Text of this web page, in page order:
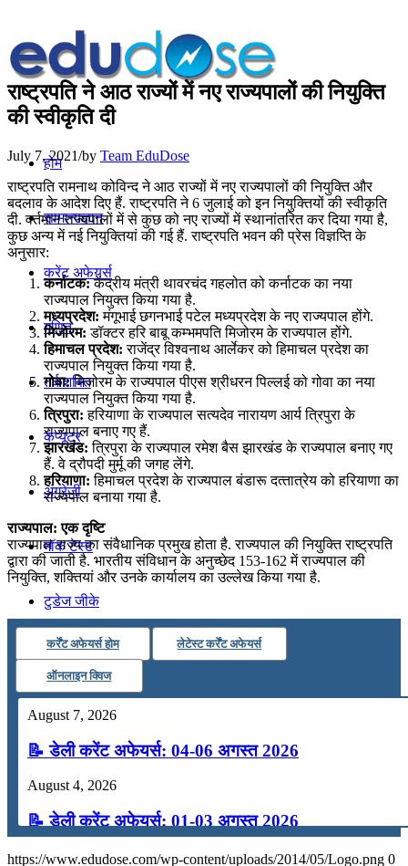
होम
सामान्यज्ञान
करेंट अफेयर्स
गणित
तर्कशक्ति
कंप्यूटर
अंग्रेजी
मॉक टेस्ट
टुडेज जीके
Menu Menu
राष्ट्रपति ने आठ राज्‍यों में नए राज्यपालों की नियुक्‍ति
की स्‍वीकृति दी
July 7, 2021/by Team EduDose
राष्ट्रपति रामनाथ कोविन्द ने आठ राज्यों में नए राज्यपालों की नियुक्ति और
बदलाव के आदेश दिए हैं. राष्‍ट्रपति ने 6 जुलाई को इन नियुक्तियों की स्‍वीकृति
दी. वर्तमान राज्यपालों में से कुछ को नए राज्यों में स्थानांतरित कर दिया गया है,
कुछ अन्य में नई नियुक्तियां की गई हैं. राष्‍ट्रपति भवन की प्रेस विज्ञप्ति के
अनुसार:
कर्नाटक:केंद्रीय मंत्री थावरचंद गहलोत को कर्नाटक का नया
राज्‍यपाल नियुक्‍त किया गया है.
मध्‍यप्रदेश: मंगूभाई छगनभाई पटेल मध्‍यप्रदेश के नए राज्‍यपाल होंगे.
मिजोरम: डॉक्‍टर हरि बाबू कम्‍भमपति मिजोरम के राज्‍यपाल होंगे.
हिमाचल प्रदेश: राजेंद्र विश्‍वनाथ आर्लेकर को हिमाचल प्रदेश का
राज्‍यपाल नियुक्‍त किया गया है.
गोवा:मिजोरम के राज्‍यपाल पीएस श्रीधरन पिल्‍लई को गोवा का नया
राज्‍यपाल नियुक्‍त किया गया है.
त्रिपुरा: हरियाणा के राज्‍यपाल सत्‍यदेव नारायण आर्य त्रिपुरा के
राज्‍यपाल बनाए गए हैं.
झारखंड: त्रिपुरा के राज्‍यपाल रमेश बैस झारखंड के राज्‍यपाल बनाए गए
हैं. वे द्रौपदी मुर्मू की जगह लेंगे.
हरियाणा: हिमाचल प्रदेश के राज्‍यपाल बंडारू दत्‍तात्रेय को हरियाणा का
राज्‍यपाल बनाया गया है.
राज्यपाल: एक दृष्टि
राज्यपाल राज्य का संवैधानिक प्रमुख होता है. राज्यपाल की नियुक्ति राष्ट्रपति
द्वारा की जाती है. भारतीय संविधान के अनुच्छेद 153-162 में राज्यपाल की
नियुक्ति, शक्तियां और उनके कार्यालय का उल्लेख किया गया है.
कर्रेंट अफेयर्स होम लेटेस्ट कर्रेंट अफेयर्स
ऑनलाइन क्विज
August 7, 2026
📝 डेली करेंट अफेयर्स: 04-06 अगस्त 2026
August 4, 2026
📝 डेली करेंट अफेयर्स: 01-03 अगस्त 2026
July 31, 2026
https://www.edudose.com/wp-content/uploads/2014/05/Logo.png 0